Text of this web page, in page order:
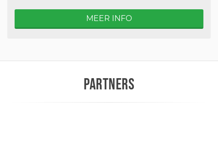
MEER INFO
PARTNERS